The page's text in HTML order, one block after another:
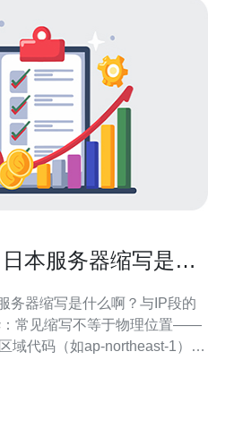
本服务器缩写是什
务器缩写是什么啊？与IP段的
域代码（如ap-northeast-1）是
APNIC分配记录和路由公告。